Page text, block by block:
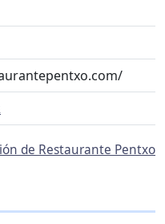
de Restaurante Pentxo